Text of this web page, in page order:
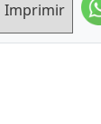
Imprimir